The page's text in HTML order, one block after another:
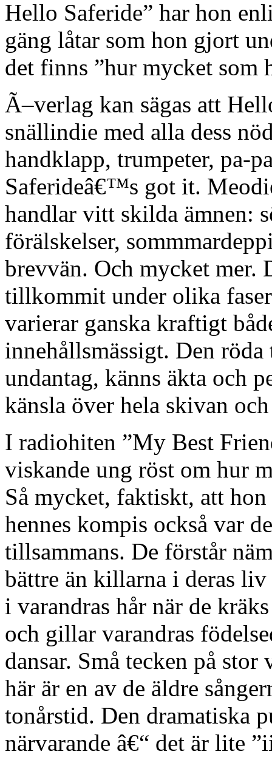
Hello Saferide” har hon
gäng låtar som hon gjort
det finns ”hur mycket som
Ã–verlag kan sägas att
snällindie med alla dess
handklapp, trumpeter, pa-
Saferideâ€™s got it.
handlar vitt skilda ämnen:
förälskelser,
brevvän. Och mycket mer.
tillkommit under olika
varierar ganska kraftigt
innehållsmässigt. Den
undantag, känns äkta och
känsla över hela skivan
I radiohiten ”My Best
viskande ung röst om hur
Så mycket, faktiskt, att
hennes kompis också var
tillsammans. De förstår
bättre än killarna i deras
i varandras hår när de
och gillar varandras
dansar. Små tecken på
här är en av de äldre
tonårstid. Den dramatiska
närvarande â€“ det är lite